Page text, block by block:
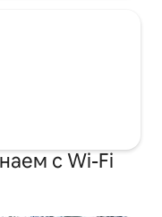
с Wi-Fi